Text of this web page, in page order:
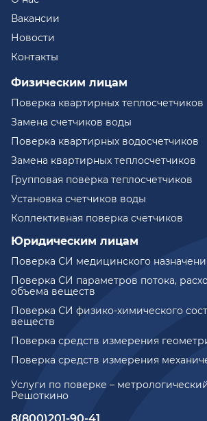
Услуги по поверке –
Решоткино
Вакансии
Новости
Контакты
Физическим лицам
Поверка квартирных теплосчетчиков
Замена счетчиков воды
Поверка квартирных водосчетчиков
Замена квартирных теплосчетчиков
Групповая поверка теплосчетчиков
Установка счетчиков воды
Коллективная поверка счетчиков
Юридическим лицам
Поверка СИ медицинского
Поверка СИ параметров потока,
объема веществ
Поверка СИ физико-химического
веществ
Поверка средств измерения
Поверка средств измерения